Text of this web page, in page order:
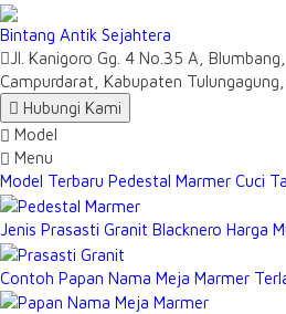
Bintang Antik Sejahtera
Jl. Kanigoro Gg. 4 No.35 A,
Campurdarat, Kabupaten
Hubungi Kami
Model
Menu
Model Terbaru Pedestal Marmer Cuci
Jenis Prasasti Granit Blacknero Harga
Contoh Papan Nama Meja Marmer